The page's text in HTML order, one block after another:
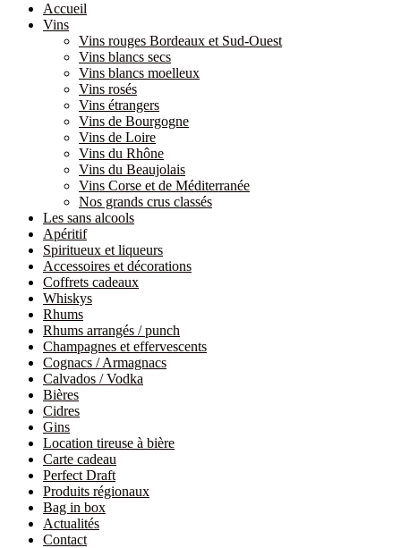
Accueil
Vins
Vins rouges Bordeaux et Sud-Ouest
Vins blancs secs
Vins blancs moelleux
Vins rosés
Vins étrangers
Vins de Bourgogne
Vins de Loire
Vins du Rhône
Vins du Beaujolais
Vins Corse et de Méditerranée
Nos grands crus classés
Les sans alcools
Apéritif
Spiritueux et liqueurs
Accessoires et décorations
Coffrets cadeaux
Whiskys
Rhums
Rhums arrangés / punch
Champagnes et effervescents
Cognacs / Armagnacs
Calvados / Vodka
Bières
Cidres
Gins
Location tireuse à bière
Carte cadeau
Perfect Draft
Produits régionaux
Bag in box
Actualités
Contact